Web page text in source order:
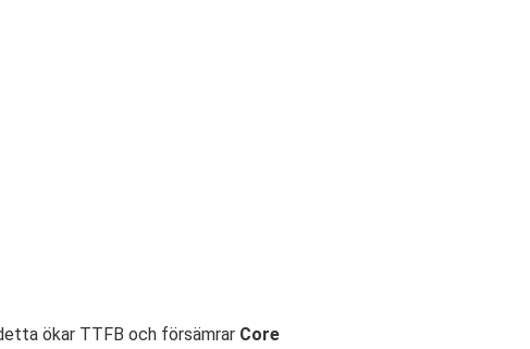
ökar TTFB och försämrar Core